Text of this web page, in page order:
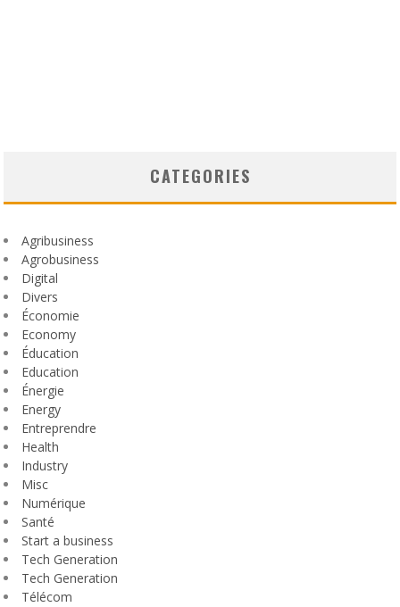
CATEGORIES
Agribusiness
Agrobusiness
Digital
Divers
Économie
Economy
Éducation
Education
Énergie
Energy
Entreprendre
Health
Industry
Misc
Numérique
Santé
Start a business
Tech Generation
Tech Generation
Télécom